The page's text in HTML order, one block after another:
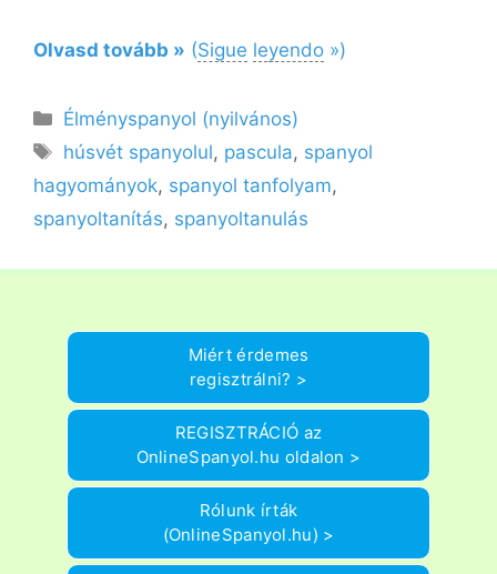
Olvasd tovább » (Sigue leyendo »)
Kategória
Élményspanyol (nyilvános)
Címkék
húsvét spanyolul, pascula, spanyol
hagyományok, spanyol tanfolyam,
spanyoltanítás, spanyoltanulás
Miért érdemes
regisztrálni? >
REGISZTRÁCIÓ az
OnlineSpanyol.hu oldalon >
Rólunk írták
(OnlineSpanyol.hu) >